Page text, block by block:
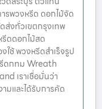
รพวงหรีด ดอกไม้จัด
ส่งทั่วเขตกรุงเทพ
ดดอกไม้สด
ช้ พวงหรีดสำเร็จรูป
ดกทม Wreath
เราเชื่อมั่นว่า
มและได้รับการคัด